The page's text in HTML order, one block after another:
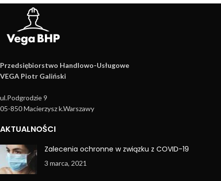
Przedsiębiorstwo Handlowo­-Usługowe
VEGA Piotr Galiński
ul.Podgrodzie 9
05-850 Macierzysz k.Warszawy
AKTUALNOŚCI
Zalecenia ochronne w związku z COVID-19
3 marca, 2021